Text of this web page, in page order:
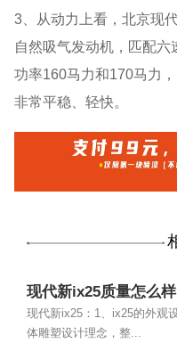
3、从动力上看，北京现
自然吸气发动机，匹配六
功率160马力和170马力
非常平稳、轻快。
现代新ix25质量怎么
现代新ix25：1、ix25的外观
体雕塑设计理念，整...